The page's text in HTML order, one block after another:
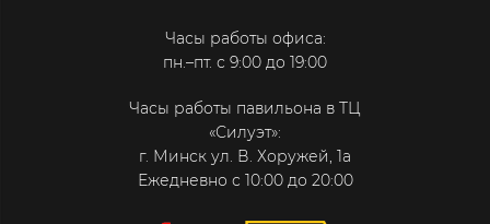
Часы работы офиса:
пн.–пт. с 9:00 до 19:00
Часы работы павильона в ТЦ
«Силуэт»:
г. Минск ул. В. Хоружей, 1а
Ежедневно с 10:00 до 20:00